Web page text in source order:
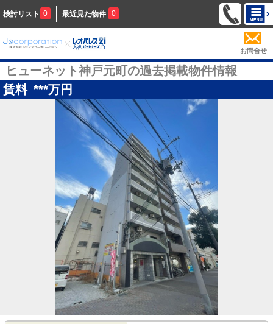
検討リスト 0 最近見た物件 0
お問合せ
ヒューネット神戸元町の過去掲載物件情報
賃料 ***万円